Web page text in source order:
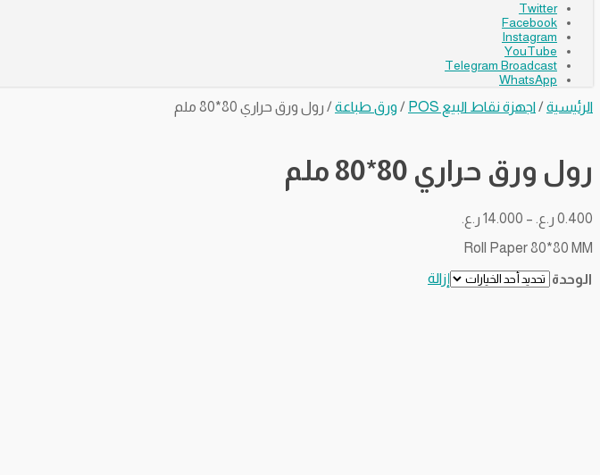
Twitter
Facebook
Instagram
YouTube
Telegram Broadcast
WhatsApp
الرئيسية/اجهزة نقاط البيع POS / ورق طباعة/ رول ورق حراري 80*80 ملم
رول ورق حراري 80*80 ملم
0.400 ر.ع. –
14.000 ر.ع.
خلال
Roll Paper 80*80 MM
الوحدة إزالة